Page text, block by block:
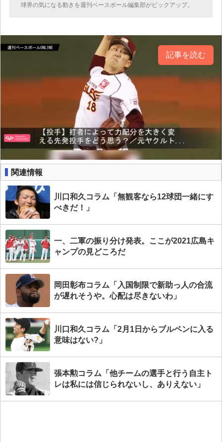
球界の気になる動きを週刊ベースボール編集部がピックアップ。
記事を読む
関連情報
川口和久コラム「無観客なら12球団一緒にす
べきだ！」
一、二軍の振り分け発表。ここが2021広島キ
ャンプの見どころだ
岡田彰布コラム「入国制限で新助っ人の合流
が遅れそうや。心配は尽きないわ」
川口和久コラム「2月1日からブルペンに入る
意味はない?」
張本勲コラム「他チームの選手と行う自主ト
レは私には信じられないし、ありえない」